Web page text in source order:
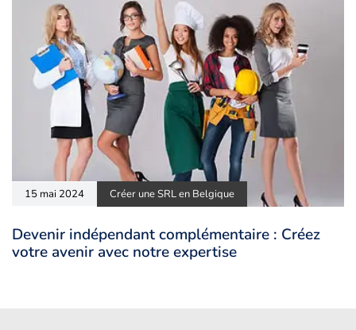
15 mai 2024 Créer une SRL en Belgique
Devenir indépendant complémentaire : Créez
votre avenir avec notre expertise